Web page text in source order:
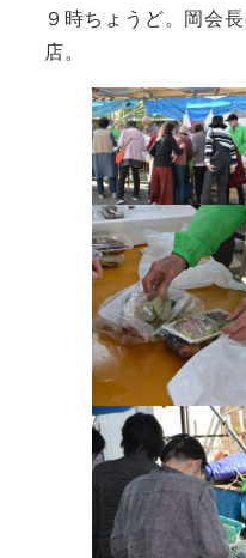
９時ちょうど。岡会
店。